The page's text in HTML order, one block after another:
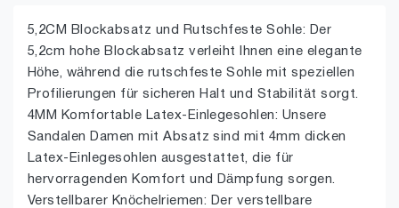
5,2CM Blockabsatz und Rutschfeste Sohle: Der
5,2cm hohe Blockabsatz verleiht Ihnen eine elegante
Höhe, während die rutschfeste Sohle mit speziellen
Profilierungen für sicheren Halt und Stabilität sorgt.
4MM Komfortable Latex-Einlegesohlen: Unsere
Sandalen Damen mit Absatz sind mit 4mm dicken
Latex-Einlegesohlen ausgestattet, die für
hervorragenden Komfort und Dämpfung sorgen.
Verstellbarer Knöchelriemen: Der verstellbare